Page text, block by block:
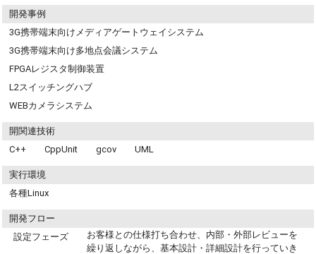
開発事例
3G携帯端末向けメディアゲートウェイシステム
3G携帯端末向け多地点会議システム
FPGAレジスタ制御装置
L2スイッチングハブ
WEBカメラシステム
開関連技術
C++ CppUnit gcov UML
実行環境
各種Linux
開発フロー
設定フェーズ
お客様との仕様打ち合わせ、内部・外部レビューを
繰り返しながら、基本設計・詳細設計を行っていき